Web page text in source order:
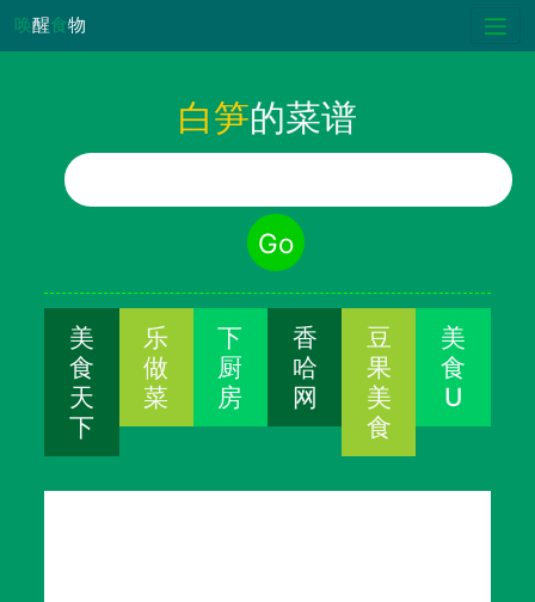
唤醒食物
白笋的菜谱
食物名称
Go
美
食
天
下
乐
做
菜
下
厨
房
香
哈
网
豆
果
美
食
美
食
U